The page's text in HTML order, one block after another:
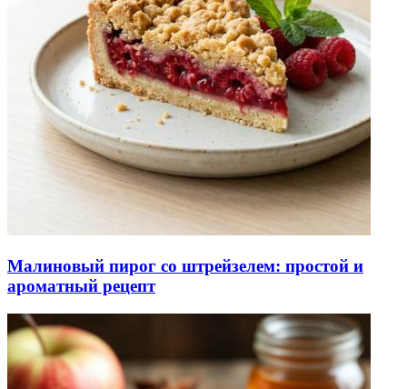
Малиновый пирог со штрейзелем: простой и
ароматный рецепт